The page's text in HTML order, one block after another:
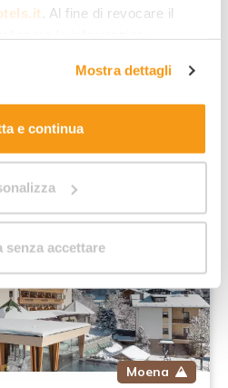
. Al fine di revocare il
trovi la nostra informativa
Mostra dettagli
e continua
senza accettare
2 bambini
notte / adulto
Moena